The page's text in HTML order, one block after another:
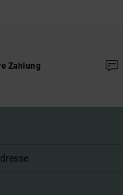
Zahlung